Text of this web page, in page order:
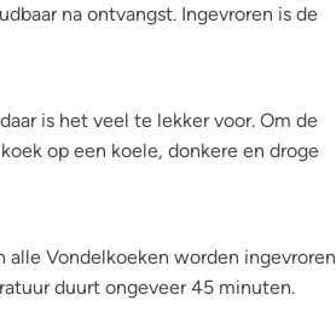
na ontvangst. Ingevroren is de
is het veel te lekker voor. Om de
op een koele, donkere en droge
Vondelkoeken worden ingevroren.
duurt ongeveer 45 minuten.